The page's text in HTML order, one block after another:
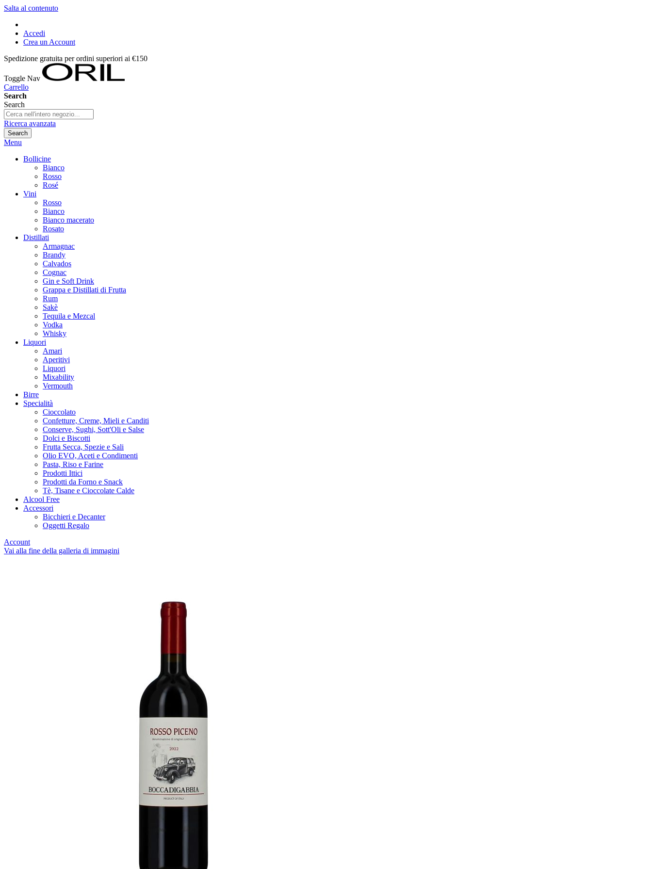
Salta al contenuto
Accedi
Crea un Account
Spedizione gratuita per ordini superiori ai €150
Toggle Nav
Carrello
Search
Search
Ricerca avanzata
Search
Menu
Bollicine
Bianco
Rosso
Rosé
Vini
Rosso
Bianco
Bianco macerato
Rosato
Distillati
Armagnac
Brandy
Calvados
Cognac
Gin e Soft Drink
Grappa e Distillati di Frutta
Rum
Sakè
Tequila e Mezcal
Vodka
Whisky
Liquori
Amari
Aperitivi
Liquori
Mixability
Vermouth
Birre
Specialità
Cioccolato
Confetture, Creme, Mieli e Canditi
Conserve, Sughi, Sott'Oli e Salse
Dolci e Biscotti
Frutta Secca, Spezie e Sali
Olio EVO, Aceti e Condimenti
Pasta, Riso e Farine
Prodotti Ittici
Prodotti da Forno e Snack
Tè, Tisane e Cioccolate Calde
Alcool Free
Accessori
Bicchieri e Decanter
Oggetti Regalo
Account
Vai alla fine della galleria di immagini